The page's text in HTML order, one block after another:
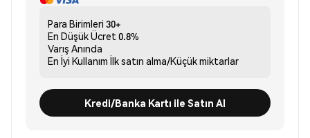
Para Birimleri 30+
En Düşük Ücret 0.8%
Varış Anında
En İyi Kullanım İlk satın alma/Küçük miktarlar
Kredi/Banka Kartı ile Satın Al